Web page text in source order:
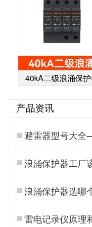
40kA二级浪涌保
产品资讯
避雷器型号大全
篇文章写全了【
浪涌保护器工厂
以下几点-易造
浪涌保护器选哪
你就知道了-易
雷电记录仪原理